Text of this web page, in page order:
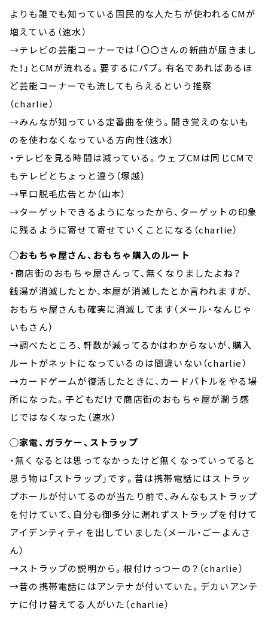
よりも誰でも知っている国民的な人たちが使われるCMが
増えている（速水）
→テレビの芸能コーナーでは「〇〇さんの新曲が届きまし
た！」とCMが流れる。要するにパブ。有名であればあるほ
ど芸能コーナーでも流してもらえるという推察
（charlie）
→みんなが知っている定番曲を使う。聞き覚えのないも
のを使わなくなっている方向性（速水）
・テレビを見る時間は減っている。ウェブCMは同じCMで
もテレビとちょっと違う（塚越）
→早口脱毛広告とか（山本）
→ターゲットできるようになったから、ターゲットの印象
に残るように寄せて寄せていくことになる（charlie）
◯おもちゃ屋さん、おもちゃ購入のルート
・商店街のおもちゃ屋さんって、無くなりましたよね？
銭湯が消滅したとか、本屋が消滅したとか言われますが、
おもちゃ屋さんも確実に消滅してます（メール・なんじゃ
いもさん）
→調べたところ、軒数が減ってるかはわからないが、購入
ルートがネットになっているのは間違いない（charlie）
→カードゲームが復活したときに、カードバトルをやる場
所になった。子どもだけで商店街のおもちゃ屋が潤う感
じではなくなった（速水）
◯家電、ガラケー、ストラップ
・無くなるとは思ってなかったけど無くなっていってると
思う物は「ストラップ」です。昔は携帯電話にはストラッ
プホールが付いてるのが当たり前で、みんなもストラップ
を付けていて、自分も御多分に漏れずストラップを付けて
アイデンティティを出していました（メール・ごーよんさ
ん）
→ストラップの説明から。根付けっつーの？（charlie）
→昔の携帯電話にはアンテナが付いていた。デカいアンテ
ナに付け替えてる人がいた（charlie）